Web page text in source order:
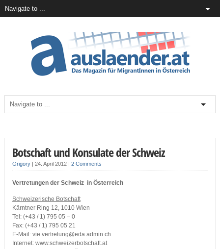
Botschaft und Konsulate der Schweiz
Grigory| 24. April 2012 | 2 Comments
Vertretungen der Schweiz in Österreich
Schweizerische Botschaft
Kärntner Ring 12, 1010 Wien
Tel: (+43 / 1) 795 05 – 0
Fax: (+43 / 1) 795 05 21
E-Mail: vie.vertretung@eda.admin.ch
Internet: www.schweizerbotschaft.at